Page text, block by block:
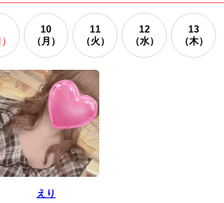
10
（月）
11
（火）
12
（水）
13
（木）
えり